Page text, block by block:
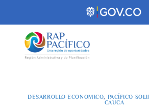
DESARROLLO ECONOMICO, PACÍFICO
CAUCA